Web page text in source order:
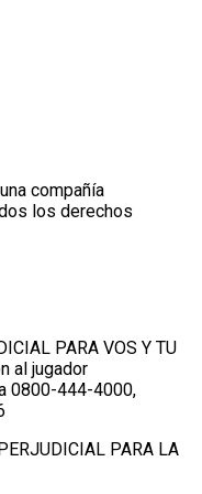
compañía
los derechos
PARA VOS Y TU
al jugador
0800-444-4000,
PARA LA